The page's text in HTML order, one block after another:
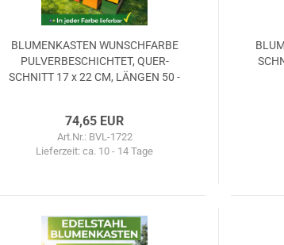
BLU­MEN­KAS­TEN WUNSCH­FAR­BE
PUL­VER­BE­SCHICH­TET, QUER­
SCHNITT 17 x 22 CM, LÄN­GEN 50 -
74,65 EUR
Art.Nr.: BVL-1722
Lieferzeit:ca. 10 - 14 Tage